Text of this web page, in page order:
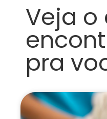
Veja o
pra